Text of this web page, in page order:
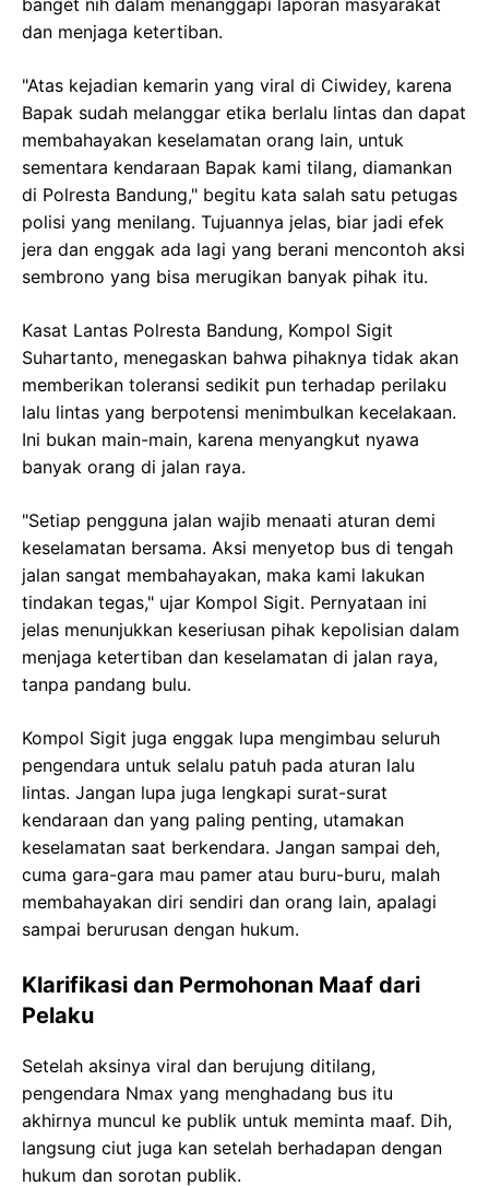
dan menjaga ketertiban.
"Atas kejadian kemarin yang viral di Ciwidey, karena
Bapak sudah melanggar etika berlalu lintas dan dapat
membahayakan keselamatan orang lain, untuk
sementara kendaraan Bapak kami tilang, diamankan
di Polresta Bandung," begitu kata salah satu petugas
polisi yang menilang. Tujuannya jelas, biar jadi efek
jera dan enggak ada lagi yang berani mencontoh aksi
sembrono yang bisa merugikan banyak pihak itu.
Kasat Lantas Polresta Bandung, Kompol Sigit
Suhartanto, menegaskan bahwa pihaknya tidak akan
memberikan toleransi sedikit pun terhadap perilaku
lalu lintas yang berpotensi menimbulkan kecelakaan.
Ini bukan main-main, karena menyangkut nyawa
banyak orang di jalan raya.
"Setiap pengguna jalan wajib menaati aturan demi
keselamatan bersama. Aksi menyetop bus di tengah
jalan sangat membahayakan, maka kami lakukan
tindakan tegas," ujar Kompol Sigit. Pernyataan ini
jelas menunjukkan keseriusan pihak kepolisian dalam
menjaga ketertiban dan keselamatan di jalan raya,
tanpa pandang bulu.
Kompol Sigit juga enggak lupa mengimbau seluruh
pengendara untuk selalu patuh pada aturan lalu
lintas. Jangan lupa juga lengkapi surat-surat
kendaraan dan yang paling penting, utamakan
keselamatan saat berkendara. Jangan sampai deh,
cuma gara-gara mau pamer atau buru-buru, malah
membahayakan diri sendiri dan orang lain, apalagi
sampai berurusan dengan hukum.
Klarifikasi dan Permohonan Maaf dari
Pelaku
Setelah aksinya viral dan berujung ditilang,
pengendara Nmax yang menghadang bus itu
akhirnya muncul ke publik untuk meminta maaf. Dih,
langsung ciut juga kan setelah berhadapan dengan
hukum dan sorotan publik.